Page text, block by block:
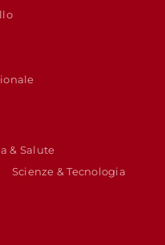
& Salute
Scienze & Tecnologia